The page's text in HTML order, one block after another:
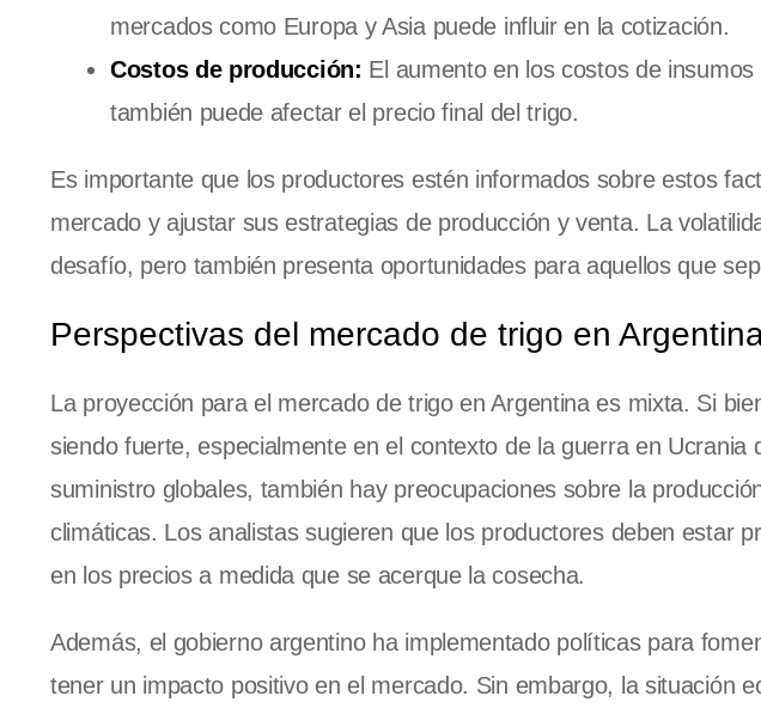
mercados como Europa y Asia puede influir en la cotización.
Costos de producción: El aumento en los costos de
también puede afectar el precio final del trigo.
Es importante que los productores estén informados sobre estos
mercado y ajustar sus estrategias de producción y venta. La
desafío, pero también presenta oportunidades para aquellos que
Perspectivas del mercado de trigo en
La proyección para el mercado de trigo en Argentina es mixta. Si
siendo fuerte, especialmente en el contexto de la guerra en Ucrania
suministro globales, también hay preocupaciones sobre la
climáticas. Los analistas sugieren que los productores deben estar
en los precios a medida que se acerque la cosecha.
Además, el gobierno argentino ha implementado políticas para
tener un impacto positivo en el mercado. Sin embargo, la situación